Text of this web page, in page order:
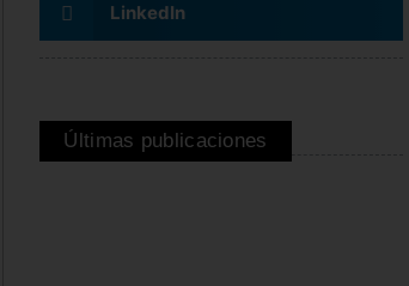
LinkedIn
Últimas publicaciones